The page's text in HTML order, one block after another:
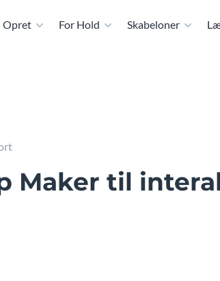
Opret For Hold Skabeloner
Maker til